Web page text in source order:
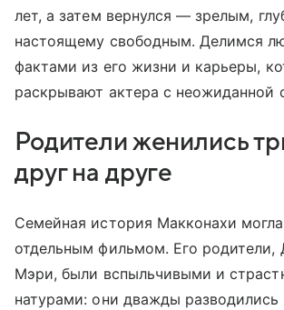
лет, а затем вернулся — зрелым,
настоящему свободным. Делимся
фактами из его жизни и карьеры,
раскрывают актера с неожиданной
Родители женились
друг на друге
Семейная история Макконахи
отдельным фильмом. Его
Мэри, были вспыльчивыми и
натурами: они дважды